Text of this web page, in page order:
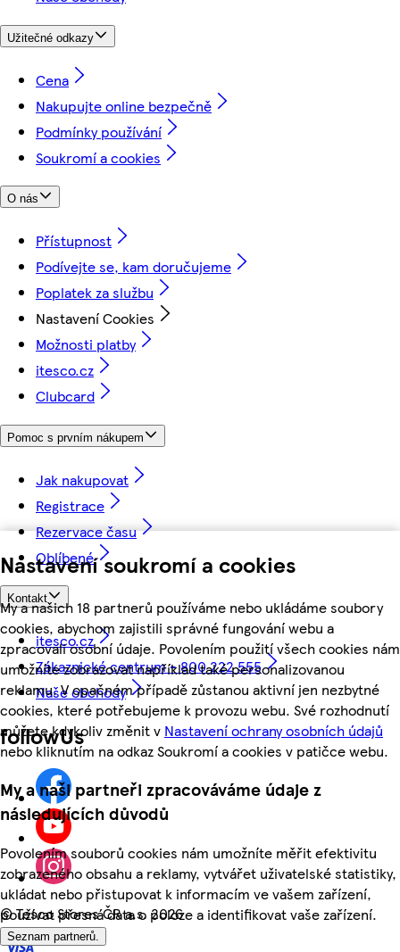
Nastavení soukromí a cookies
My a našich 18 partnerů používáme nebo ukládáme soubory
cookies, abychom zajistili správné fungování webu a
zpracovali osobní údaje. Povolením použití všech cookies nám
umožníte zobrazovat například také personalizovanou
reklamu. V opačném případě zůstanou aktivní jen nezbytné
cookies, které potřebujeme k provozu webu. Své rozhodnutí
můžete kdykoliv změnit v Nastavení ochrany osobních údajů
nebo kliknutím na odkaz Soukromí a cookies v patičce webu.
My a naši partneři zpracováváme údaje z
následujících důvodů
Povolením souborů cookies nám umožníte měřit efektivitu
zobrazeného obsahu a reklamy, vytvářet uživatelské statistiky,
ukládat nebo přistupovat k informacím ve vašem zařízení,
používat přesná data o poloze a identifikovat vaše zařízení.
Seznam partnerů.
Užitečné odkazy
Cena
Nakupujte online bezpečně
Podmínky používání
Soukromí a cookies
O nás
Přístupnost
Podívejte se, kam doručujeme
Poplatek za službu
Nastavení Cookies
Možnosti platby
itesco.cz
Clubcard
Pomoc s prvním nákupem
Jak nakupovat
Registrace
Rezervace času
Oblíbené
Kontakt
itesco.cz
Zákaznické centrum - 800 222 555
Naše obchody
followUs
©Tesco Stores ČR a.s. 2026